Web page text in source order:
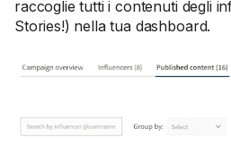
raccoglie tutti i contenuti degli
Stories!) nella tua dashboard.